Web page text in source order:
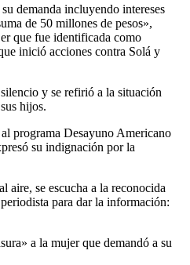
demanda incluyendo intereses
de 50 millones de pesos»,
que fue identificada como
inició acciones contra Solá y
y se refirió a la situación
hijos.
programa Desayuno Americano
su indignación por la
aire, se escucha a la reconocida
para dar la información:
a la mujer que demandó a su